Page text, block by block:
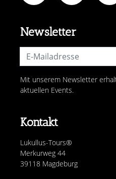
Kontakt
Lukullus-Tours®
Merkurweg 44
39118 Magdeburg
Newsletter
Mit unserem Newsletter
aktuellen Events.